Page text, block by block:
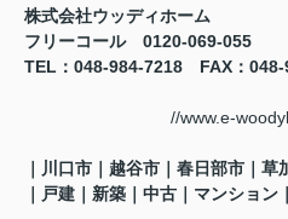
株式会社ウッディホーム
フリーコール 0120-069-055
TEL ：048-984-7218 FAX ：
//www.e-
｜川口市｜越谷市｜春日部市｜草
｜戸建｜新築｜中古｜マンション